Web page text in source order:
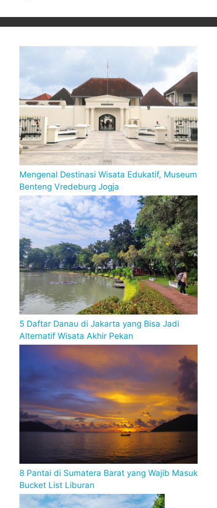
Mengenal Destinasi Wisata Edukatif, Museum
Benteng Vredeburg Jogja
5 Daftar Danau di Jakarta yang Bisa Jadi
Alternatif Wisata Akhir Pekan
8 Pantai di Sumatera Barat yang Wajib Masuk
Bucket List Liburan